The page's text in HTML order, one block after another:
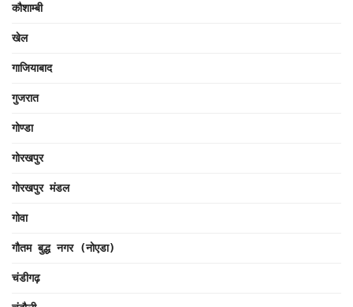
कौशाम्बी
खेल
गाजियाबाद
गुजरात
गोण्डा
गोरखपुर
गोरखपुर मंडल
गोवा
गौतम बुद्ध नगर (नोएडा)
चंडीगढ़